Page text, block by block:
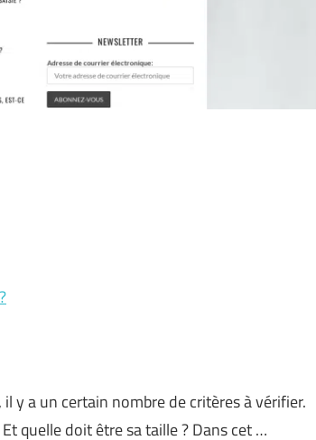
y a un certain nombre de critères à vérifier.
quelle doit être sa taille ? Dans cet …